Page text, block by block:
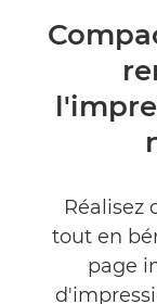
Présentation
Caractéristiques
ACHETER DE
Réalisez
tout en
page